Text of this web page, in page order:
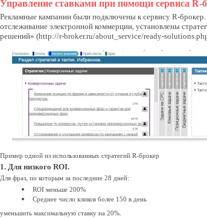
Управление ставками при помощи сервиса R-
Рекламные кампании были подключены к сервису R-
отслеживание электронной коммерции, установлены
решений» (http://r-broker.ru/about_service/ready-
Пример одной из использованных стратегий R-брокер
1. Для низкого ROI.
Для фраз, по которым за последние 28 дней:
ROI меньше 200%
Среднее число кликов более 150 в день
уменьшить максимальную ставку на 20%.